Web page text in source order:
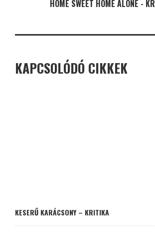
HOME SWEET HOME ALONE -
KAPCSOLÓDÓ CIKKEK
KESERŰ KARÁCSONY – KRITIKA